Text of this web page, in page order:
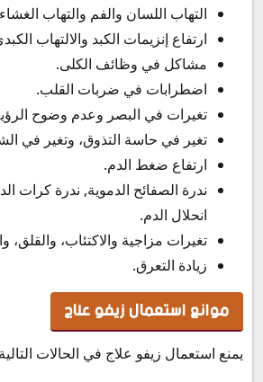
التهاب اللسان والفم والتهاب
ارتفاع إنزيمات الكبد والالتهاب
مشاكل في وظائف الكلى.
اضطرابات في ضربات القلب.
تغيرات في البصر وعدم وضوح
تغير في حاسة التذوق، وتغير في
ارتفاع ضغط الدم.
ندرة الصفائح الدموية, ندرة كرات
انحلال الدم.
تغيرات مزاجية والاكتئاب، والقلق،
زيادة التعرق.
موانع استعمال زيفو علاج
يمنع استعمال زيفو علاج في الحالات